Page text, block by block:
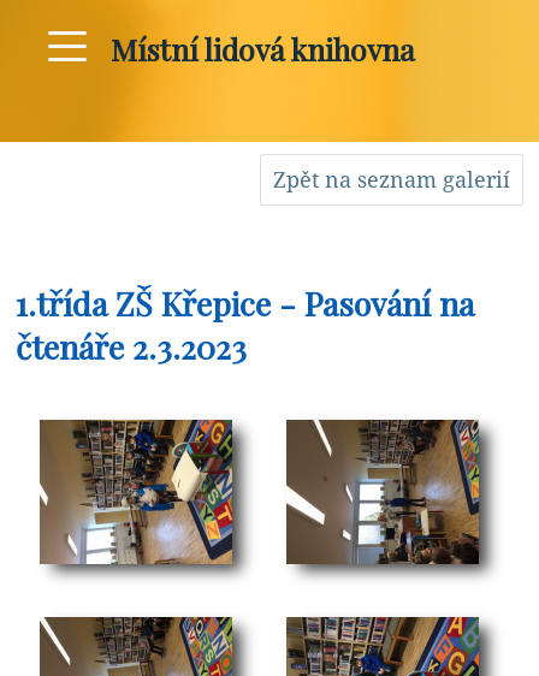
Místní lidová knihovna
Zpět na seznam galerií
1.třída ZŠ Křepice - Pasování na
čtenáře 2.3.2023